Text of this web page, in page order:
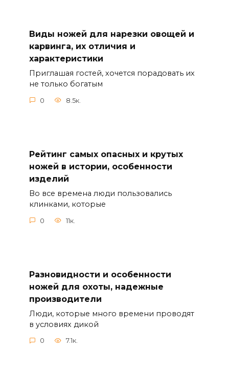
Виды ножей для нарезки овощей и
карвинга, их отличия и
характеристики
Приглашая гостей, хочется порадовать их
не только богатым
0 8.5к.
Рейтинг самых опасных и крутых
ножей в истории, особенности
изделий
Во все времена люди пользовались
клинками, которые
0 11к.
Разновидности и особенности
ножей для охоты, надежные
производители
Люди, которые много времени проводят
в условиях дикой
0 7.1к.